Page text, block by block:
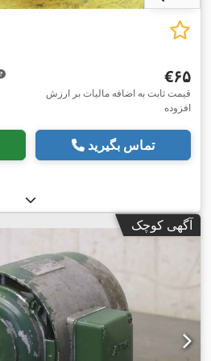
‎€۶۵
قیمت ثابت به اضافه مالیات بر ارزش
افزوده
تماس بگیرید
آگهی کوچک